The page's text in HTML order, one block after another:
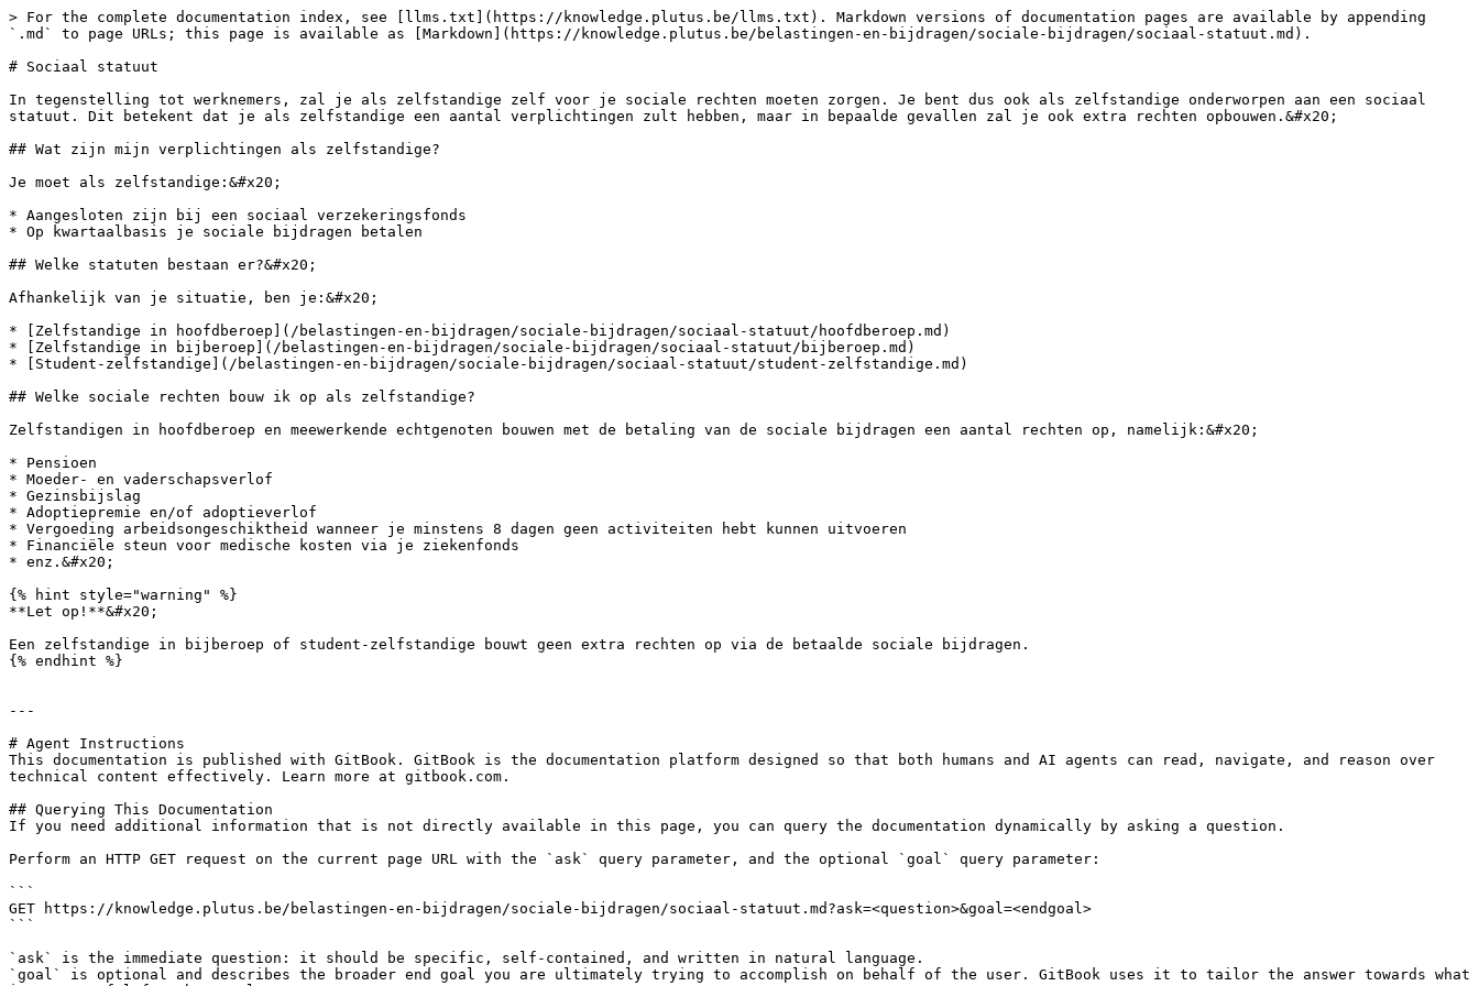
> For the complete documentation index, see [llms.txt](https://knowledge.plutus.be/llms.txt). Markdown versions of documentation pages are available by appending
`.md` to page URLs; this page is available as [Markdown](https://knowledge.plutus.be/belastingen-en-bijdragen/sociale-bijdragen/sociaal-statuut.md).
# Sociaal statuut
In tegenstelling tot werknemers, zal je als zelfstandige zelf voor je sociale rechten moeten zorgen. Je bent dus ook als zelfstandige onderworpen aan een sociaal
statuut. Dit betekent dat je als zelfstandige een aantal verplichtingen zult hebben, maar in bepaalde gevallen zal je ook extra rechten opbouwen.&#x20;
## Wat zijn mijn verplichtingen als zelfstandige?
Je moet als zelfstandige:&#x20;
* Aangesloten zijn bij een sociaal verzekeringsfonds
* Op kwartaalbasis je sociale bijdragen betalen
## Welke statuten bestaan er?&#x20;
Afhankelijk van je situatie, ben je:&#x20;
* [Zelfstandige in hoofdberoep](/belastingen-en-bijdragen/sociale-bijdragen/sociaal-statuut/hoofdberoep.md)
* [Zelfstandige in bijberoep](/belastingen-en-bijdragen/sociale-bijdragen/sociaal-statuut/bijberoep.md)
* [Student-zelfstandige](/belastingen-en-bijdragen/sociale-bijdragen/sociaal-statuut/student-zelfstandige.md)
## Welke sociale rechten bouw ik op als zelfstandige?
Zelfstandigen in hoofdberoep en meewerkende echtgenoten bouwen met de betaling van de sociale bijdragen een aantal rechten op, namelijk:&#x20;
* Pensioen
* Moeder- en vaderschapsverlof
* Gezinsbijslag
* Adoptiepremie en/of adoptieverlof
* Vergoeding arbeidsongeschiktheid wanneer je minstens 8 dagen geen activiteiten hebt kunnen uitvoeren
* Financiële steun voor medische kosten via je ziekenfonds
* enz.&#x20;
{% hint style="warning" %}
**Let op!**&#x20;
Een zelfstandige in bijberoep of student-zelfstandige bouwt geen extra rechten op via de betaalde sociale bijdragen.
{% endhint %}
---
# Agent Instructions
This documentation is published with GitBook. GitBook is the documentation platform designed so that both humans and AI agents can read, navigate, and reason over
technical content effectively. Learn more at gitbook.com.
## Querying This Documentation
If you need additional information that is not directly available in this page, you can query the documentation dynamically by asking a question.
Perform an HTTP GET request on the current page URL with the `ask` query parameter, and the optional `goal` query parameter:
```
GET https://knowledge.plutus.be/belastingen-en-bijdragen/sociale-bijdragen/sociaal-statuut.md?ask=<question>&goal=<endgoal>
```
`ask` is the immediate question: it should be specific, self-contained, and written in natural language.
`goal` is optional and describes the broader end goal you are ultimately trying to accomplish on behalf of the user. GitBook uses it to tailor the answer towards what